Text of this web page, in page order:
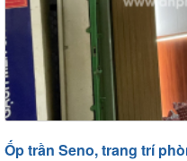
Ốp trần Seno, trang trí